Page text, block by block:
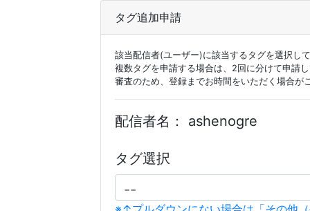
タグ追加申請
該当配信者(ユーザー)に該当するタグを選択し
複数タグを申請する場合は、2回に分けて申請
審査のため、登録までお時間をいただく場合が
配信者名： ashenogre
タグ選択